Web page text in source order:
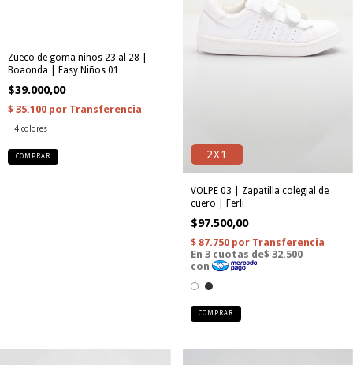
Zueco de goma niños 23 al 28 |
Boaonda | Easy Niños 01
$39.000,00
4 colores
COMPRAR 2X1
VOLPE 03 | Zapatilla colegial de
cuero | Ferli
$97.500,00
COMPRAR